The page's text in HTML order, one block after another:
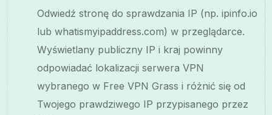
Odwiedź stronę do sprawdzania IP (np. ipinfo.io
lub whatismyipaddress.com) w przeglądarce.
Wyświetlany publiczny IP i kraj powinny
odpowiadać lokalizacji serwera VPN
wybranego w Free VPN Grass i różnić się od
Twojego prawdziwego IP przypisanego przez